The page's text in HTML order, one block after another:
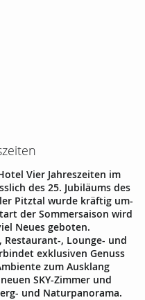
Vier Jahreszeiten im
des 25. Jubiläums des
Pitztal wurde kräftig um-
der Sommersaison wird
Neues geboten.
, Lounge- und
exklusiven Genuss
zum Ausklang
SKY-Zimmer und
und Naturpanorama.